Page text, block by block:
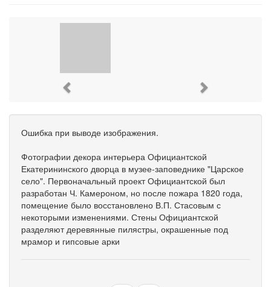
Ошибка при выводе изображения.
Фотографии декора интерьера Официантской
Екатерининского дворца в музее-заповеднике "Царское
село". Первоначальный проект Официантской был
разработан Ч. Камероном, но после пожара 1820 года,
помещение было восстановлено В.П. Стасовым с
некоторыми изменениями. Стены Официантской
разделяют деревянные пилястры, окрашенные под
мрамор и гипсовые арки